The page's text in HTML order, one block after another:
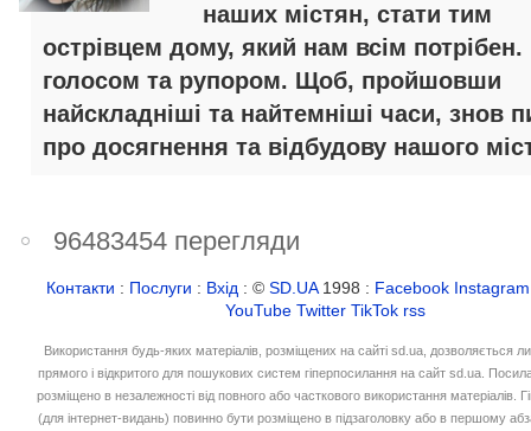
наших містян, стати тим
острівцем дому, який нам всім потрібен.
голосом та рупором. Щоб, пройшовши
найскладніші та найтемніші часи, знов
про досягнення та відбудову нашого
96483454 перегляди
Контакти : Послуги : Вхід : ©SD.UA1998 : Facebook Instagram
YouTube Twitter TikTok rss
Використання будь-яких матеріалів, розміщених на сайті sd.ua, дозволяється
прямого і відкритого для пошукових систем гіперпосилання на сайт sd.ua.
розміщено в незалежності від повного або часткового використання матеріалів.
(для інтернет-видань) повинно бути розміщено в підзаголовку або в першому